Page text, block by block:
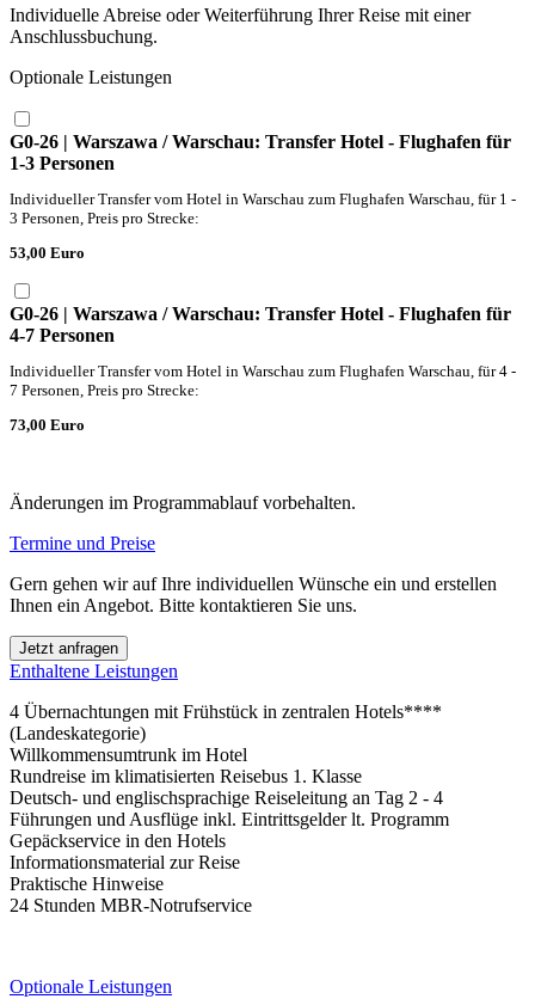
Individuelle Abreise oder Weiterführung Ihrer Reise mit einer
Anschlussbuchung.
Optionale Leistungen
G0-26 | Warszawa / Warschau: Transfer Hotel - Flughafen für
1-3 Personen
Individueller Transfer vom Hotel in Warschau zum Flughafen Warschau, für 1 -
3 Personen, Preis pro Strecke:
53,00 Euro
G0-26 | Warszawa / Warschau: Transfer Hotel - Flughafen für
4-7 Personen
Individueller Transfer vom Hotel in Warschau zum Flughafen Warschau, für 4 -
7 Personen, Preis pro Strecke:
73,00 Euro
Änderungen im Programmablauf vorbehalten.
Termine und Preise
Gern gehen wir auf Ihre individuellen Wünsche ein und erstellen
Ihnen ein Angebot. Bitte kontaktieren Sie uns.
Jetzt anfragen
Enthaltene Leistungen
4 Übernachtungen mit Frühstück in zentralen Hotels****
(Landeskategorie)
Willkommensumtrunk im Hotel
Rundreise im klimatisierten Reisebus 1. Klasse
Deutsch- und englischsprachige Reiseleitung an Tag 2 - 4
Führungen und Ausflüge inkl. Eintrittsgelder lt. Programm
Gepäckservice in den Hotels
Informationsmaterial zur Reise
Praktische Hinweise
24 Stunden MBR-Notrufservice
Optionale Leistungen